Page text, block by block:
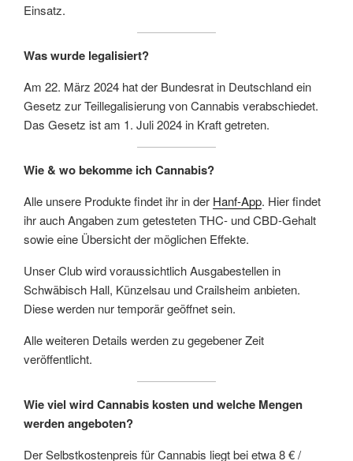
Einsatz.
Was wurde legalisiert?
Am 22. März 2024 hat der Bundesrat in Deutschland ein
Gesetz zur Teillegalisierung von Cannabis verabschiedet.
Das Gesetz ist am 1. Juli 2024 in Kraft getreten.
Wie & wo bekomme ich Cannabis?
Alle unsere Produkte findet ihr in der Hanf-App. Hier findet
ihr auch Angaben zum getesteten THC- und CBD-Gehalt
sowie eine Übersicht der möglichen Effekte.
Unser Club wird voraussichtlich Ausgabestellen in
Schwäbisch Hall, Künzelsau und Crailsheim anbieten.
Diese werden nur temporär geöffnet sein.
Alle weiteren Details werden zu gegebener Zeit
veröffentlicht.
Wie viel wird Cannabis kosten und welche Mengen
werden angeboten?
Der Selbstkostenpreis für Cannabis liegt bei etwa 8 € /